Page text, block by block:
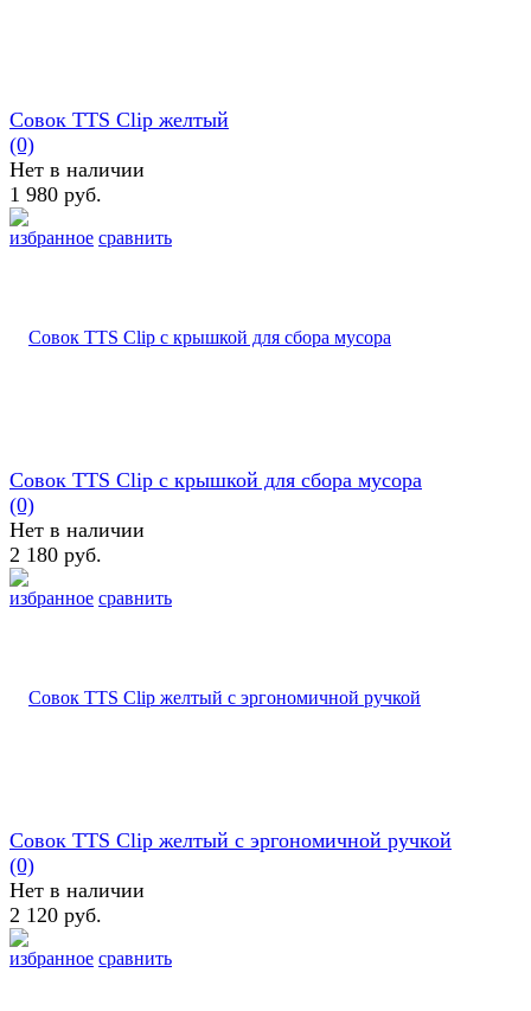
избранное сравнить
Совок TTS Clip желтый
(0)
Нет в наличии
1 980 руб.
избранное сравнить
Совок TTS Clip с крышкой для сбора мусора
(0)
Нет в наличии
2 180 руб.
избранное сравнить
Совок TTS Clip желтый с эргономичной ручкой
(0)
Нет в наличии
2 120 руб.